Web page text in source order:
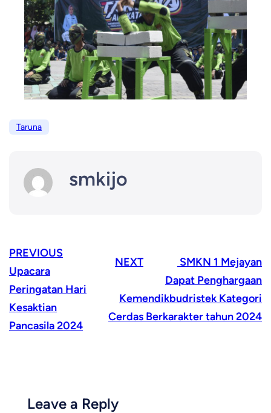
Taruna
smkijo
PREVIOUS
Upacara
Peringatan Hari
Kesaktian
Pancasila 2024
NEXT
SMKN 1 Mejayan
Dapat Penghargaan
Kemendikbudristek Kategori
Cerdas Berkarakter tahun 2024
Leave a Reply